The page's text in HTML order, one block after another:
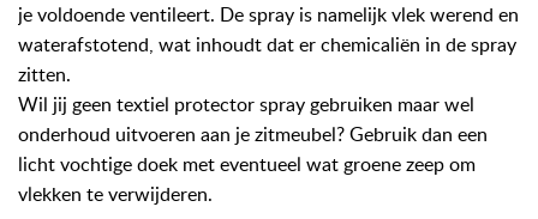
je voldoende ventileert. De spray is namelijk vlek werend en
waterafstotend, wat inhoudt dat er chemicaliën in de spray
zitten.
Wil jij geen textiel protector spray gebruiken maar wel
onderhoud uitvoeren aan je zitmeubel? Gebruik dan een
licht vochtige doek met eventueel wat groene zeep om
vlekken te verwijderen.